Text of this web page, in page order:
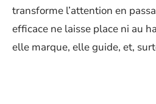
transforme l’attention en
efficace ne laisse place ni au
elle marque, elle guide, et,